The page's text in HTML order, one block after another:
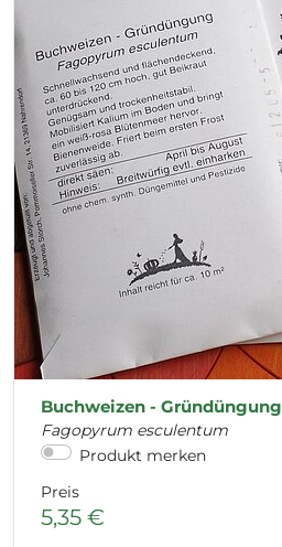
Buchweizen - Gründüngung
Fagopyrum esculentum
Produkt merken
Preis
5,35 €